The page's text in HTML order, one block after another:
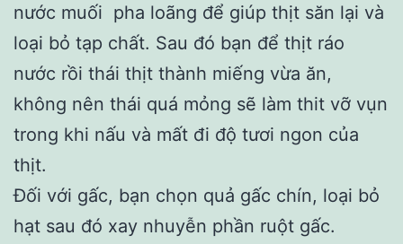
nước muối pha loãng để giúp thịt săn lại và
loại bỏ tạp chất. Sau đó bạn để thịt ráo
nước rồi thái thịt thành miếng vừa ăn,
không nên thái quá mỏng sẽ làm thit vỡ vụn
trong khi nấu và mất đi độ tươi ngon của
thịt.
Đối với gấc, bạn chọn quả gấc chín, loại bỏ
hạt sau đó xay nhuyễn phần ruột gấc.